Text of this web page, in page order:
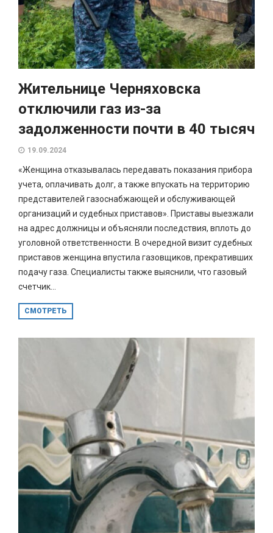
Жительнице Черняховска
отключили газ из-за
задолженности почти в 40 тысяч
19.09.2024
«Женщина отказывалась передавать показания прибора
учета, оплачивать долг, а также впускать на территорию
представителей газоснабжающей и обслуживающей
организаций и судебных приставов». Приставы выезжали
на адрес должницы и объясняли последствия, вплоть до
уголовной ответственности. В очередной визит судебных
приставов женщина впустила газовщиков, прекративших
подачу газа. Специалисты также выяснили, что газовый
счетчик...
СМОТРЕТЬ